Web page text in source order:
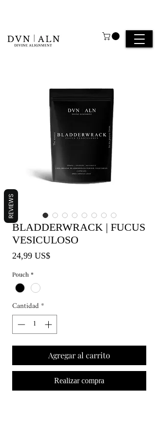
BLADDERWRACK | FUCUS
VESICULOSO
24,99 US$Precio
Pouch *
Cantidad*
Agregar al carrito
Realizar compra
REVIEWS